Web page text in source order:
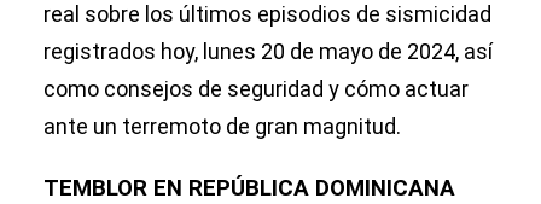
real sobre los últimos episodios de sismicidad
registrados hoy, lunes 20 de mayo de 2024, así
como consejos de seguridad y cómo actuar
ante un terremoto de gran magnitud.
TEMBLOR EN REPÚBLICA DOMINICANA